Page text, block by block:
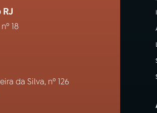
18
da Silva, nº 126